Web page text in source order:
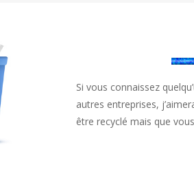
Si vous connaissez
autres entreprises,
être recyclé mais que